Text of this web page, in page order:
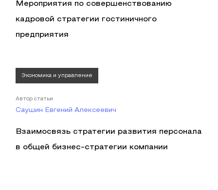
Мероприятия по совершенствованию
кадровой стратегии гостиничного
предприятия
Экономика и управление
Автор статьи
Саушин Евгений Алексеевич
Взаимосвязь стратегии развития персонала
в общей бизнес-стратегии компании